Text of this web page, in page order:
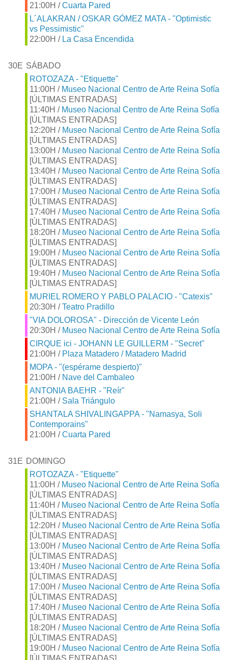
21:00H /Cuarta Pared
L´ALAKRAN / OSKAR GÓMEZ MATA - "Optimistic
vs Pessimistic"
22:00H / La Casa Encendida
30E SÁBADO
ROTOZAZA - "Etiquette"
11:00H / Museo Nacional Centro de Arte Reina Sofía
[ÚLTIMAS ENTRADAS]
11:40H / Museo Nacional Centro de Arte Reina Sofía
[ÚLTIMAS ENTRADAS]
12:20H / Museo Nacional Centro de Arte Reina Sofía
[ÚLTIMAS ENTRADAS]
13:00H / Museo Nacional Centro de Arte Reina Sofía
[ÚLTIMAS ENTRADAS]
13:40H / Museo Nacional Centro de Arte Reina Sofía
[ÚLTIMAS ENTRADAS]
17:00H / Museo Nacional Centro de Arte Reina Sofía
[ÚLTIMAS ENTRADAS]
17:40H / Museo Nacional Centro de Arte Reina Sofía
[ÚLTIMAS ENTRADAS]
18:20H / Museo Nacional Centro de Arte Reina Sofía
[ÚLTIMAS ENTRADAS]
19:00H / Museo Nacional Centro de Arte Reina Sofía
[ÚLTIMAS ENTRADAS]
19:40H / Museo Nacional Centro de Arte Reina Sofía
[ÚLTIMAS ENTRADAS]
MURIEL ROMERO Y PABLO PALACIO - "Catexis"
20:30H /Teatro Pradillo
"VIA DOLOROSA" - Dirección de Vicente León
20:30H / Museo Nacional Centro de Arte Reina Sofía
CIRQUE ici - JOHANN LE GUILLERM - "Secret"
21:00H / Plaza Matadero / Matadero Madrid
MOPA - "(espérame despierto)"
21:00H / Nave del Cambaleo
ANTONIA BAEHR - "Reír"
21:00H / Sala Triángulo
SHANTALA SHIVALINGAPPA - "Namasya, Soli
Contemporains"
21:00H /Cuarta Pared
31E DOMINGO
ROTOZAZA - "Etiquette"
11:00H / Museo Nacional Centro de Arte Reina Sofía
[ÚLTIMAS ENTRADAS]
11:40H / Museo Nacional Centro de Arte Reina Sofía
[ÚLTIMAS ENTRADAS]
12:20H / Museo Nacional Centro de Arte Reina Sofía
[ÚLTIMAS ENTRADAS]
13:00H / Museo Nacional Centro de Arte Reina Sofía
[ÚLTIMAS ENTRADAS]
13:40H / Museo Nacional Centro de Arte Reina Sofía
[ÚLTIMAS ENTRADAS]
17:00H / Museo Nacional Centro de Arte Reina Sofía
[ÚLTIMAS ENTRADAS]
17:40H / Museo Nacional Centro de Arte Reina Sofía
[ÚLTIMAS ENTRADAS]
18:20H / Museo Nacional Centro de Arte Reina Sofía
[ÚLTIMAS ENTRADAS]
19:00H / Museo Nacional Centro de Arte Reina Sofía
[ÚLTIMAS ENTRADAS]